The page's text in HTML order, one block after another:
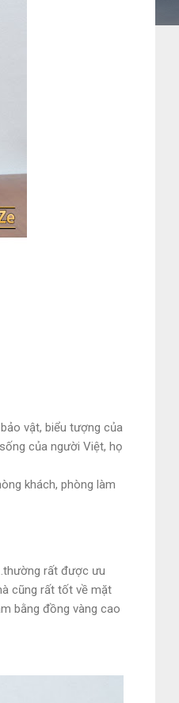
vật, biểu tượng của
của người Việt, họ
khách, phòng làm
rất được ưu
cũng rất tốt về mặt
bằng đồng vàng cao